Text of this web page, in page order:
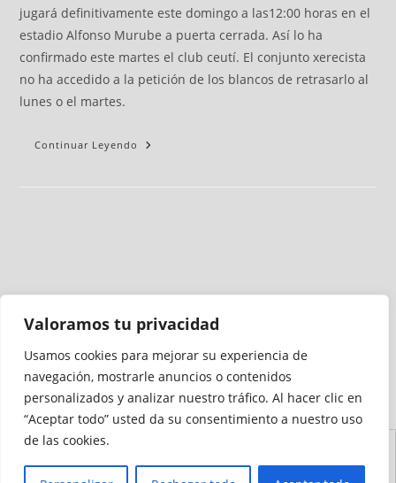
Valoramos tu privacidad
Usamos cookies para mejorar su experiencia de
navegación, mostrarle anuncios o contenidos
personalizados y analizar nuestro tráfico. Al hacer clic en
“Aceptar todo” usted da su consentimiento a nuestro uso
de las cookies.
jugará definitivamente este domingo a las12:00 horas en el
estadio Alfonso Murube a puerta cerrada. Así lo ha
confirmado este martes el club ceutí. El conjunto xerecista
no ha accedido a la petición de los blancos de retrasarlo al
lunes o el martes.
Continuar Leyendo
Medio auditado por